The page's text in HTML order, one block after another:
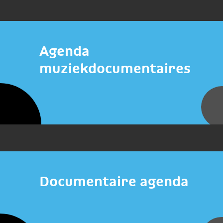
Agenda
muziekdocumentaires
Documentaire agenda